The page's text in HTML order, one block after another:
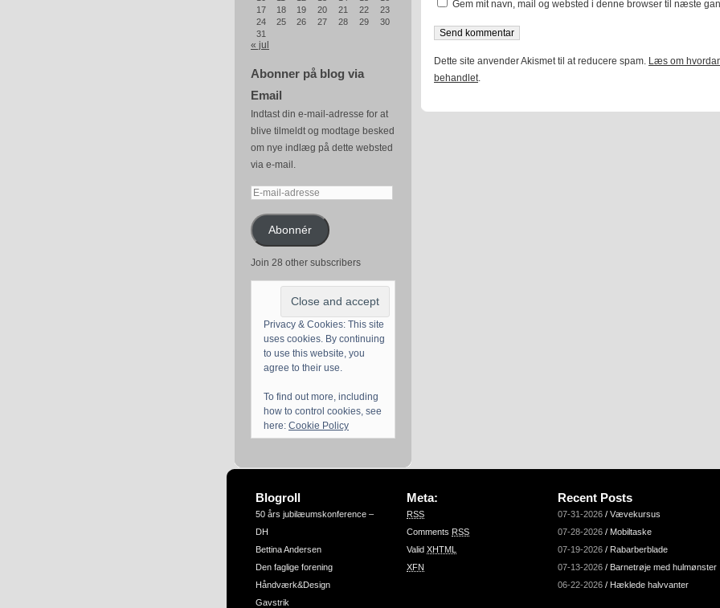
17
18 19 20 21 22
23
24
25 26 27 28 29
30
31
« jul
Abonner på blog via
Email
Indtast din e-mail-adresse for at
blive tilmeldt og modtage besked
om nye indlæg på dette websted
via e-mail.
E-
adresseAbonnér
Join 28 other subscribers
Privacy & Cookies: This site
uses cookies. By continuing
to use this website, you
agree to their use.
To find out more, including
how to control cookies, see
here: Cookie Policy
Gem mit navn, mail og websted i denne browser til næste
Dette site anvender Akismet til at reducere spam. Læs om
behandlet.
Blogroll
50 års jubilæumskonference –
DH
Bettina Andersen
Den faglige forening
Håndværk&Design
Gavstrik
Meta:
RSS
Comments RSS
Valid XHTML
XFN
Recent Posts
07-31-2026 / Vævekursus
07-28-2026 / Mobiltaske
07-19-2026 / Rabarberblade
07-13-2026 / Barnetrøje med hulmønster
06-22-2026 / Hæklede halvvanter